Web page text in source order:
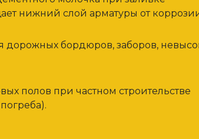
нижний слой арматуры от
дорожных бордюров, заборов,
полов при частном строительстве